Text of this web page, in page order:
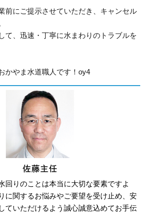
前にご提示させていただき、キャンセル
て、迅速・丁寧に水まわりのトラブルを
かやま水道職人です！oy4
回りのことは本当に大切な要素ですよ
に関するお悩みやご要望を受け止め、安
ていただけるよう誠心誠意込めてお手伝